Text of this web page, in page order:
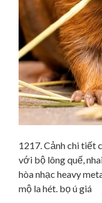
1217. Cảnh chi tiết
với bộ lông quế,
hòa nhạc heavy
mộ la hét. bọ ú giá